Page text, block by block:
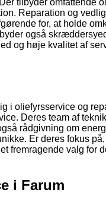
Reparation og
for, at holde
også
og høje kvalitet af
i oliefyrsservice og
Deres team af
rådgivning om
Er deres fokus
fremragende valg for
i Farum